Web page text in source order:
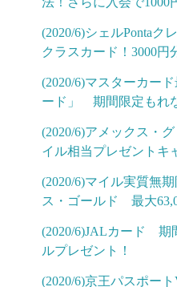
(2020/6)シェルPonta
クラスカード！3000円
(2020/6)マスターカー
ード」 期間限定もれ
(2020/6)アメックス・
イル相当プレゼントキ
(2020/6)マイル実質無
ス・ゴールド 最大
(2020/6)JALカード 期
ルプレゼント！
(2020/6)京王パスポー